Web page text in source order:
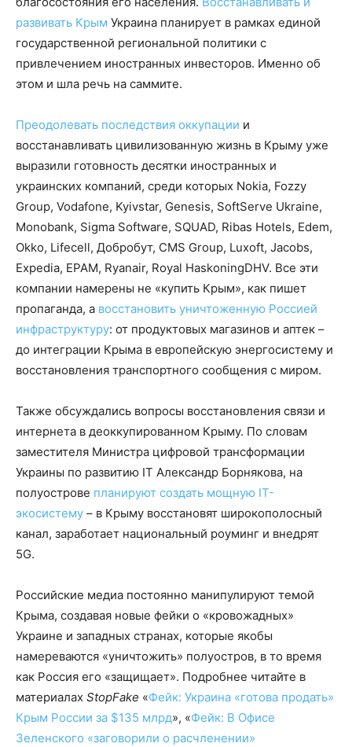
развивать Крым Украина планирует в рамках единой
государственной региональной политики с
привлечением иностранных инвесторов. Именно об
этом и шла речь на саммите.
Преодолевать последствия оккупации и
восстанавливать цивилизованную жизнь в Крыму уже
выразили готовность десятки иностранных и
украинских компаний, среди которых Nokia, Fozzy
Group, Vodafone, Kyivstar, Genesis, SoftServe Ukraine,
Monobank, Sigma Software, SQUAD, Ribas Hotels, Edem,
Okko, Lifecell, Добробут, CMS Group, Luxoft, Jacobs,
Expedia, EPAM, Ryanair, Royal HaskoningDHV. Все эти
компании намерены не «купить Крым», как пишет
пропаганда, а восстановить уничтоженную Россией
инфраструктуру: от продуктовых магазинов и аптек –
до интеграции Крыма в европейскую энергосистему и
восстановления транспортного сообщения с миром.
Также обсуждались вопросы восстановления связи и
интернета в деоккупированном Крыму. По словам
заместителя Министра цифровой трансформации
Украины по развитию IT Александр Борнякова, на
полуострове планируют создать мощную IТ-
экосистему – в Крыму восстановят широкополосный
канал, заработает национальный роуминг и внедрят
5G.
Российские медиа постоянно манипулируют темой
Крыма, создавая новые фейки о «кровожадных»
Украине и западных странах, которые якобы
намереваются «уничтожить» полуостров, в то время
как Россия его «защищает». Подробнее читайте в
материалах StopFake «Фейк: Украина «готова продать»
Крым России за $135 млрд», «Фейк: В Офисе
Зеленского «заговорили о расчленении»